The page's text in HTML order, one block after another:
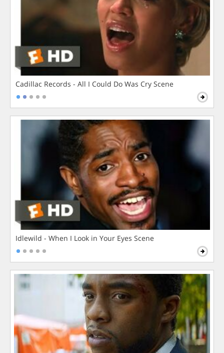
Cadillac Records - All I Could Do Was Cry Scene
Idlewild - When I Look in Your Eyes Scene